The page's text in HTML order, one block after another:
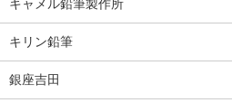
キャメル鉛筆製作所
キリン鉛筆
銀座吉田